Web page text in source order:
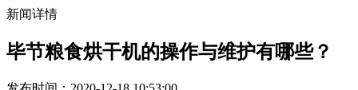
新闻详情
毕节粮食烘干机的操作与维护有哪些？